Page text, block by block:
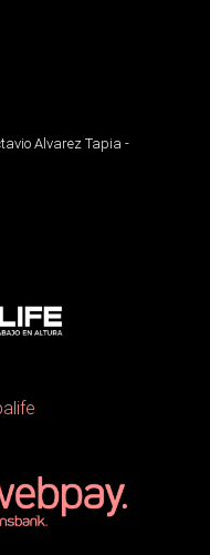
Alvarez Tapia -